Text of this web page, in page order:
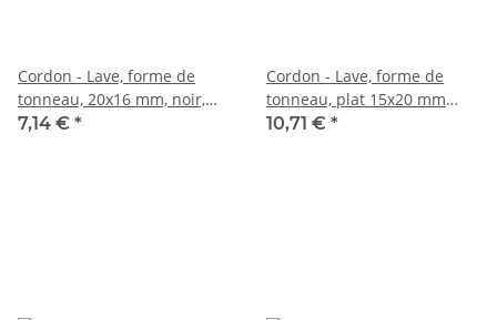
Cordon - Lave, forme de
tonneau, 20x16 mm, noir,
38,5 cm /5120
7,14 € *
Cordon - Lave, forme de
tonneau, plat 15x20 mm
noir, longueur 39,5 cm /5114
10,71 € *